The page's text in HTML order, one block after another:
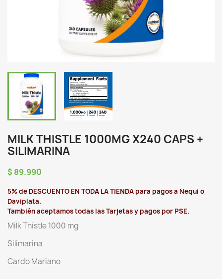
MILK THISTLE 1000MG X240 CAPS +
SILIMARINA
$ 89.990
5% de DESCUENTO EN TODA LA TIENDA para pagos a Nequi o
Daviplata.
También aceptamos todas las Tarjetas y pagos por PSE.
Milk Thistle 1000 mg
Silimarina
Cardo Mariano